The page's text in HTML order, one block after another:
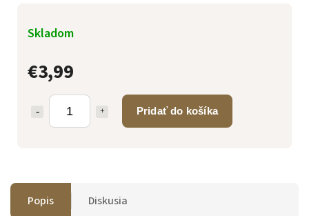
€3,99
Pridať do košíka
Skladom
Popis Diskusia